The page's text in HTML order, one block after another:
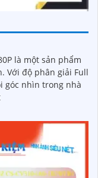
là một sản phẩm
góc nhìn trong nhà